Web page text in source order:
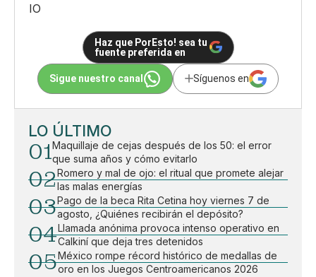
IO
Haz que PorEsto! sea tu
fuente preferida en
Sigue nuestro canal Síguenos en
LO ÚLTIMO
01Maquillaje de cejas después de los 50: el error
que suma años y cómo evitarlo
02Romero y mal de ojo: el ritual que promete alejar
las malas energías
03Pago de la beca Rita Cetina hoy viernes 7 de
agosto, ¿Quiénes recibirán el depósito?
04Llamada anónima provoca intenso operativo en
Calkiní que deja tres detenidos
05México rompe récord histórico de medallas de
oro en los Juegos Centroamericanos 2026